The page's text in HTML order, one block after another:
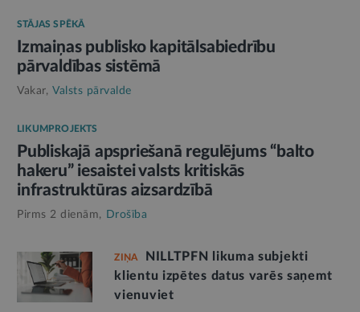
STĀJAS SPĒKĀ
Izmaiņas publisko kapitālsabiedrību
pārvaldības sistēmā
Vakar, Valsts pārvalde
LIKUMPROJEKTS
Publiskajā apspriešanā regulējums “balto
hakeru” iesaistei valsts kritiskās
infrastruktūras aizsardzībā
Pirms 2 dienām, Drošība
ZIŅA
NILLTPFN likuma subjekti
klientu izpētes datus varēs saņemt
vienuviet